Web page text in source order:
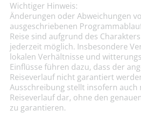
Wichtiger Hinweis:
Änderungen oder Abweichungen
ausgeschriebenen
Reise sind aufgrund des
jederzeit möglich. Insbesondere
lokalen Verhältnisse und
Einflüsse führen dazu, dass der
Reiseverlauf nicht garantiert
Ausschreibung stellt insofern auch
Reiseverlauf dar, ohne den
zu garantieren.